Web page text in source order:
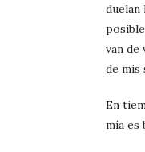
duelan
van de
de mis
En
mía es